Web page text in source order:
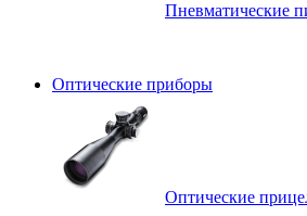
Пневматические
Оптические приборы
Оптические